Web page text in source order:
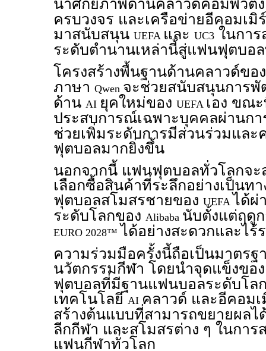
นำศักยภาพด้านคลาวด์คอมพิวติ้
ครบวงจร และเครือข่ายอีคอมเมิ
มาสนับสนุน UEFA และ UC3 ในกา
ระดับตำนานเหล่านี้สู่แฟนฟุตบอล
โครงสร้างพื้นฐานด้านคลาวด์ขอ
ภาษา Qwen จะช่วยสนับสนุนการ
ด้าน AI ยุคใหม่ของ UEFA เอง ขณ
ประสบการณ์เฉพาะบุคคลผ่านก
ช่วยเพิ่มระดับการมีส่วนร่วมแล
ฟุตบอลมากยิ่งขึ้น
นอกจากนี้ แฟนฟุตบอลทั่วโลกจะ
เลือกซื้อสินค้าที่ระลึกอย่างเป็นท
ฟุตบอลสโมสรชายของ UEFA ได้ผ่
ระดับโลกของ Alibaba นับตั้งแต่ฤดู
EURO 2028™ ได้อย่างสะดวกและไร้
ความร่วมมือครั้งนี้ถือเป็นมาตร
นวัตกรรมกีฬา โดยนำจุดแข็งขอ
ฟุตบอลที่มีฐานแฟนบอลระดับโล
เทคโนโลยี AI คลาวด์ และอีคอม
สร้างต้นแบบที่สามารถขยายผล
ลีกกีฬา และสโมสรต่าง ๆ ในการ
แฟนกีฬาทั่วโลก